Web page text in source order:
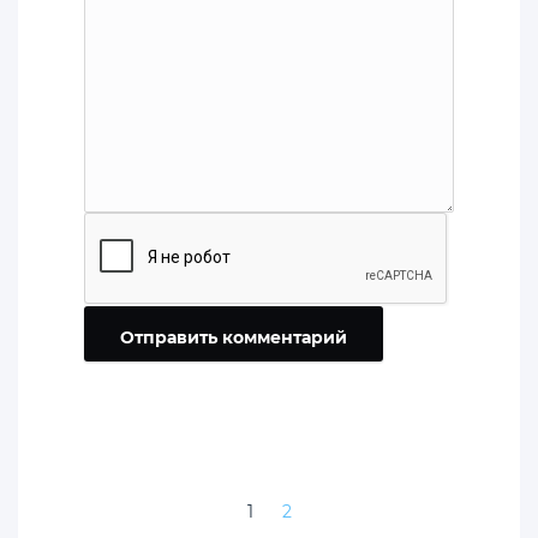
Отправить комментарий
1 2